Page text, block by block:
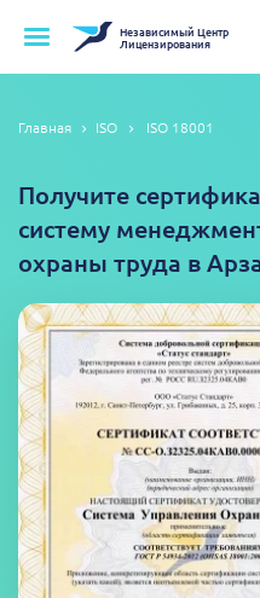
НезависимыйЦентр
Лицензирования
Главная ISO ISO 18001
Получите
систему
охраны труда в